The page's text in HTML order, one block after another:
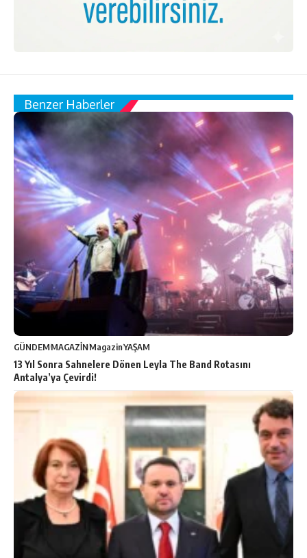
Benzer Haberler
GÜNDEMMAGAZİNMagazinYAŞAM
13 Yıl Sonra Sahnelere Dönen Leyla The Band Rotasını
Antalya’ya Çevirdi!